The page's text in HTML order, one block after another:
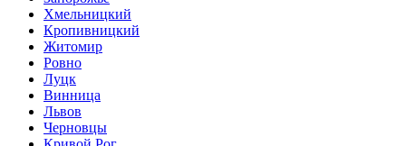
Хмельницкий
Кропивницкий
Житомир
Ровно
Луцк
Винница
Львов
Черновцы